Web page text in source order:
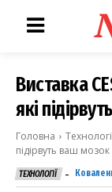
Виставка
які
Головна
підірвуть ваш мозок
ТЕХНОЛОГІЇ -